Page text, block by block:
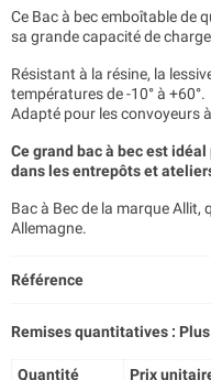
Ce Bac à bec emboîtable de
sa grande capacité de
Résistant à la résine, la
températures de -10° à +60°.
Adapté pour les convoyeurs
Ce grand bac à bec est
dans les entrepôts et
Bac à Bec de la marque Allit,
Allemagne.
Référence
Remises quantitatives :
Quantité Prix